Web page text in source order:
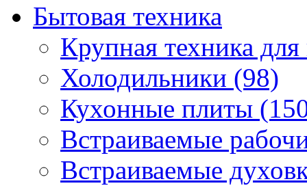
Бытовая техника
Крупная техника
Холодильники (98)
Кухонные плиты
Встраиваемые
Встраиваемые